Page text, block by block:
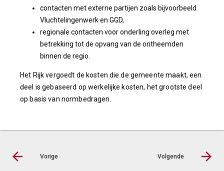
contacten met externe partijen zoals bijvoorbeeld
Vluchtelingenwerk en GGD,
regionale contacten voor onderling overleg met
betrekking tot de opvang van de ontheemden
binnen de regio.
Het Rijk vergoedt de kosten die de gemeente maakt, een
deel is gebaseerd op werkelijke kosten, het grootste deel
op basis van normbedragen.
Vorige Volgende